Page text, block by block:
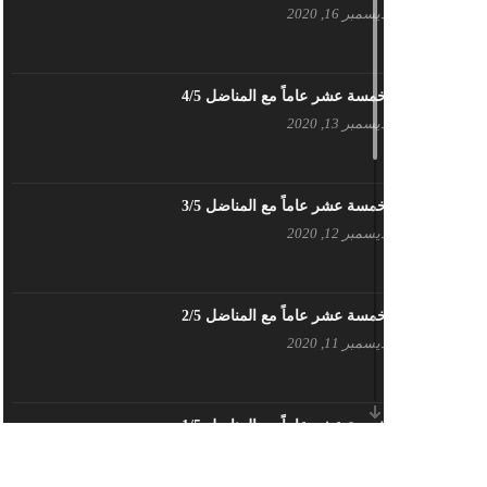
بيان حزب اليسار الديمقراطي السوري
تنويه صادر عن المكتب الإعلامي لحزب
بطاقة تهنئة – حزب اليسار الديمقراطي
أَنقِذوا اللَاجِئين السُوريين في لُبنان –
أبريل 26, 2023
ديسمبر 16, 2020
خمسة عشر عاماً مع المناضل 4/5
ديسمبر 13, 2020
خمسة عشر عاماً مع المناضل 3/5
ديسمبر 12, 2020
خمسة عشر عاماً مع المناضل 2/5
ديسمبر 11, 2020
خمسة عشر عاماً مع المناضل 1/5